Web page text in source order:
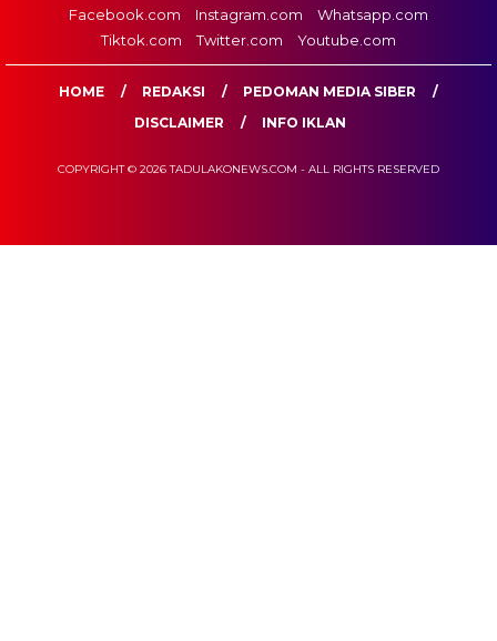
Facebook.com
Instagram.com
Whatsapp.com
Tiktok.com
Twitter.com Youtube.com
HOME REDAKSI
PEDOMAN MEDIA SIBER
DISCLAIMER
INFO IKLAN
COPYRIGHT © 2026 TADULAKONEWS.COM - ALL RIGHTS RESERVED